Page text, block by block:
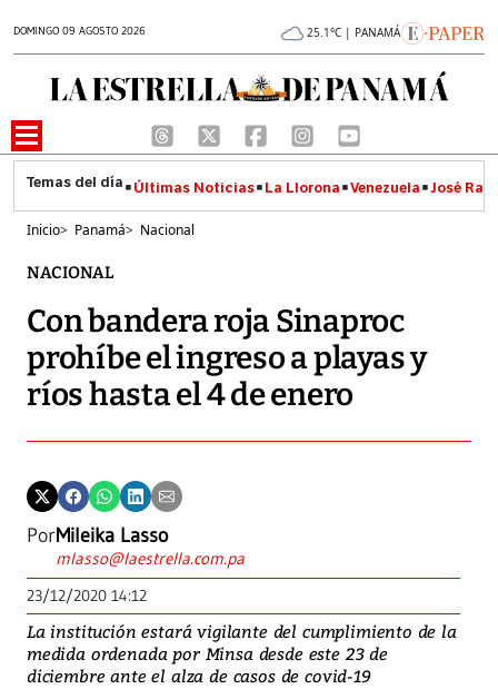
DOMINGO 09 AGOSTO 2026 25.1°C | PANAMÁ
Últimas Noticias La Llorona Venezuela José
Inicio> Panamá> Nacional
NACIONAL
Con bandera roja Sinaproc
prohíbe el ingreso a playas y
ríos hasta el 4 de enero
PorMileika Lasso
mlasso@laestrella.com.pa
23/12/2020 14:12
La institución estará vigilante del cumplimiento de la
medida ordenada por Minsa desde este 23 de
diciembre ante el alza de casos de covid-19